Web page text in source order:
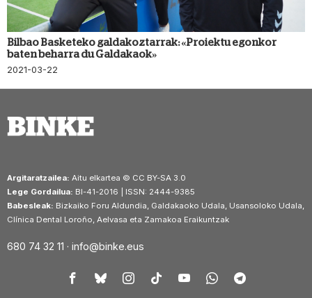
Bilbao Basketeko galdakoztarrak: «Proiektu egonkor
baten beharra du Galdakaok»
2021-03-22
Argitaratzailea: Aitu elkartea © CC BY-SA 3.0
Lege Gordailua: BI-41-2016 | ISSN: 2444-9385
Babesleak: Bizkaiko Foru Aldundia, Galdakaoko Udala, Usansoloko Udala,
Clínica Dental Loroño, Aelvasa eta Zamakoa Eraikuntzak
680 74 32 11 · info@binke.eus